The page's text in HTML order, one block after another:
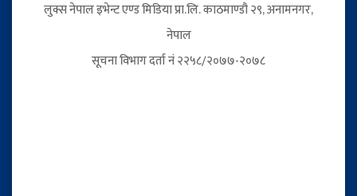
लुक्स नेपाल इभेन्ट एण्ड मिडिया प्रा.लि. काठमाण्डौ २९, अनामनगर,
नेपाल
सूचना विभाग दर्ता नं २२५८/२०७७-२०७८